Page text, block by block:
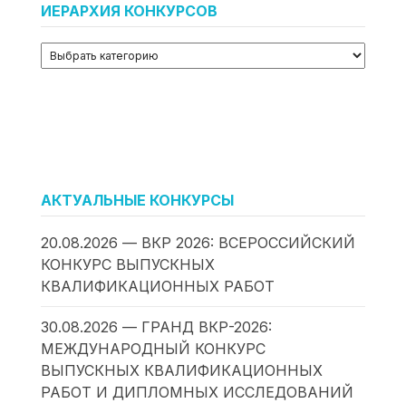
ИЕРАРХИЯ КОНКУРСОВ
АКТУАЛЬНЫЕ КОНКУРСЫ
20.08.2026 — ВКР 2026: ВСЕРОССИЙСКИЙ
КОНКУРС ВЫПУСКНЫХ
КВАЛИФИКАЦИОННЫХ РАБОТ
30.08.2026 — ГРАНД ВКР-2026:
МЕЖДУНАРОДНЫЙ КОНКУРС
ВЫПУСКНЫХ КВАЛИФИКАЦИОННЫХ
РАБОТ И ДИПЛОМНЫХ ИССЛЕДОВАНИЙ